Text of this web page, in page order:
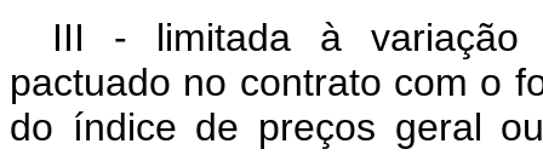
III - limitada à variação
pactuado no contrato com o
do índice de preços geral